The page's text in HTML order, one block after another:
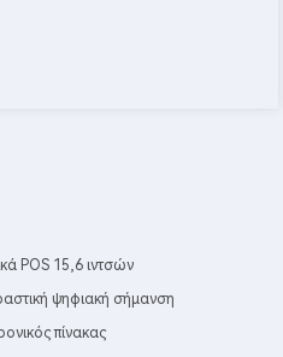
POS 15,6 ιντσών
ψηφιακή σήμανση
πίνακας